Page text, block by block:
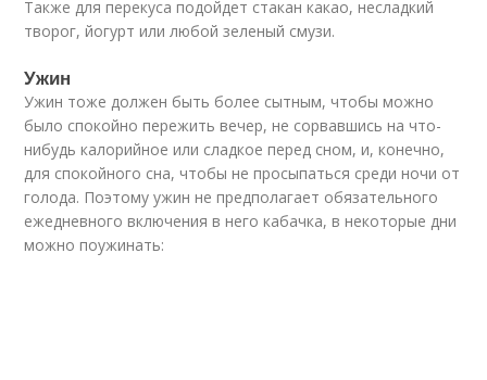
Также для перекуса подойдет стакан какао, несладкий
творог, йогурт или любой зеленый смузи.
Ужин
Ужин тоже должен быть более сытным, чтобы можно
было спокойно пережить вечер, не сорвавшись на что-
нибудь калорийное или сладкое перед сном, и, конечно,
для спокойного сна, чтобы не просыпаться среди ночи от
голода. Поэтому ужин не предполагает обязательного
ежедневного включения в него кабачка, в некоторые дни
можно поужинать: